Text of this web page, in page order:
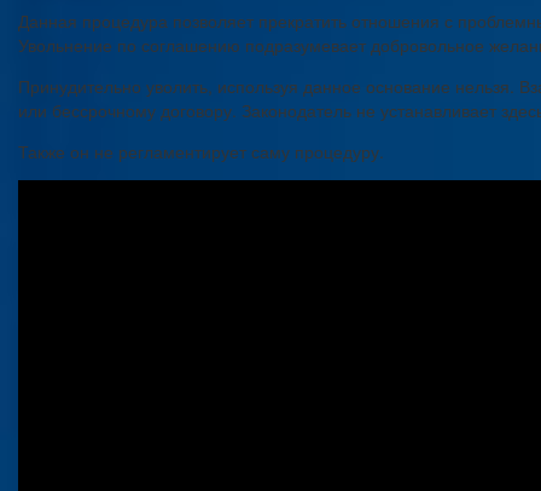
Данная процедура позволяет прекратить отношения с
Увольнение по соглашению подразумевает добровольное
Принудительно уволить, используя данное основание
или бессрочному договору. Законодатель не устанавливает
Также он не регламентирует саму процедуру.